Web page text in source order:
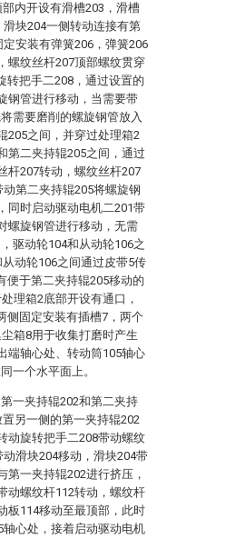
内开设有滑槽203，滑槽
块204一侧转动连接有第
安装有弹簧206，弹簧206
螺纹丝杆207顶部螺纹贯穿
转把手二208，通过设置的
钢管进行移动，当需要带
需要磨削的螺旋钢管放入
205之间，并穿过处理箱2
第二夹持辊205之间，通过
杆207转动，螺纹丝杆207
第二夹持辊205将螺旋钢
同时启动驱动电机二201带
螺旋钢管进行移动，无需
驱动轮104和从动轮106之
动轮106之间通过皮带5传
便于第二夹持辊205移动的
理箱2底部开设有通口，
侧固定安装有插槽7，两个
箱8用于收集打磨时产生
端轴心处、转动筒105轴心
一个水平面上。
一夹持辊202和第二夹持
另一侧的第一夹持辊202
动旋转把手二208带动螺纹
滑块204移动，滑块204带
第一夹持辊202进行挤压，
动螺纹杆112转动，螺纹杆
板114移动至最顶部，此时
心处，接着启动驱动电机